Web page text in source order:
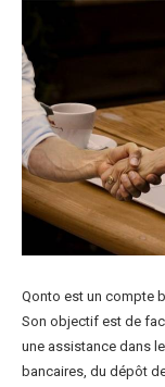
Qonto est un compte
Son objectif est de
une assistance dans
bancaires, du dépôt